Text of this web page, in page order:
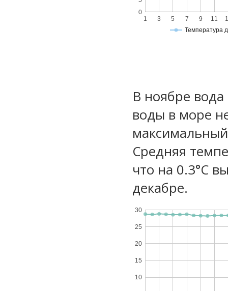
Температура
1 3 5 7 9 11
0
В ноябре
воды в море
максимальный
Средняя
что на 0.3°C
декабре.
10
15
20
25
30